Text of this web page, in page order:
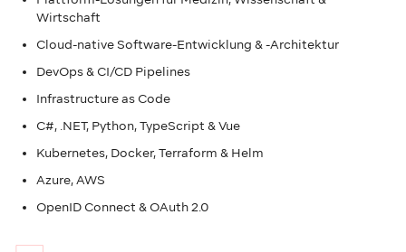
Wirtschaft
Cloud-native Software-Entwicklung & -Architektur
DevOps & CI/CD Pipelines
Infrastructure as Code
C#, .NET, Python, TypeScript & Vue
Kubernetes, Docker, Terraform & Helm
Azure, AWS
OpenID Connect & OAuth 2.0